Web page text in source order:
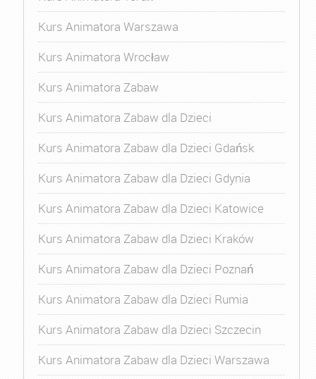
Kurs Animatora Warszawa
Kurs Animatora Wrocław
Kurs Animatora Zabaw
Kurs Animatora Zabaw dla Dzieci
Kurs Animatora Zabaw dla Dzieci Gdańsk
Kurs Animatora Zabaw dla Dzieci Gdynia
Kurs Animatora Zabaw dla Dzieci Katowice
Kurs Animatora Zabaw dla Dzieci Kraków
Kurs Animatora Zabaw dla Dzieci Poznań
Kurs Animatora Zabaw dla Dzieci Rumia
Kurs Animatora Zabaw dla Dzieci Szczecin
Kurs Animatora Zabaw dla Dzieci Warszawa